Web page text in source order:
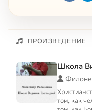
ПРОИЗВЕДЕНИЕ
Школа
том, как